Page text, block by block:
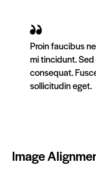
Proin faucibus
mi tincidunt.
consequat.
sollicitudin eget.
Image